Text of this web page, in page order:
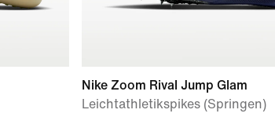
Nike Zoom Rival Jump Glam
Leichtathletikspikes (Springen)